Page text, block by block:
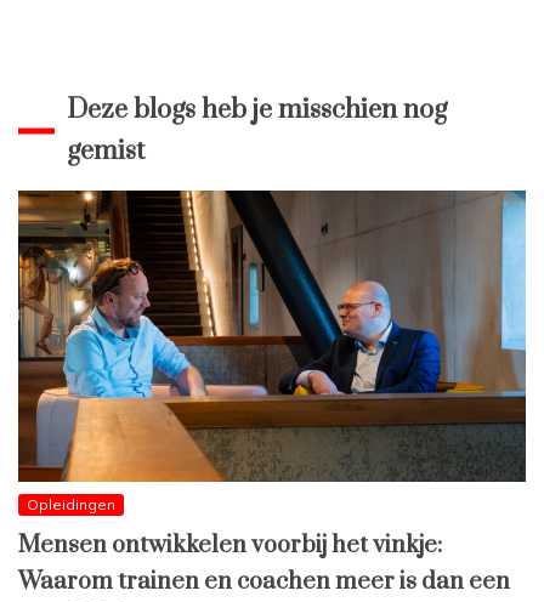
Deze blogs heb je misschien nog
gemist
Opleidingen
Mensen ontwikkelen voorbij het vinkje:
Waarom trainen en coachen meer is dan een